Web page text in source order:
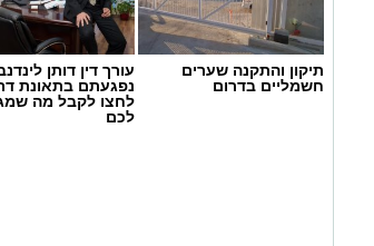
תיקון והתקנה שערים
חשמליים בדרום
עורך דין דותן
נפגעתם בתאונת
לחצו לקבל מה
לכם